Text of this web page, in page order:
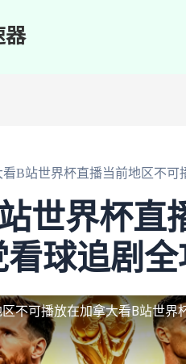
器
B站世界杯直播当前地区不可
世界杯直
球追剧全
不可播放在加拿大看B站世界